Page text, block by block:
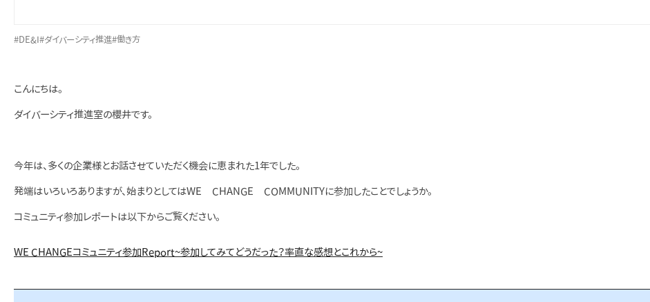
#DE&I #ダイバーシティ推進#働き方
こんにちは。
ダイバーシティ推進室の櫻井です。
今年は、多くの企業様とお話させていただく機会に恵まれた1年でした。
発端はいろいろありますが、始まりとしてはWE CHANGE COMMUNITYに参加したことでしょうか。
コミュニティ参加レポートは以下からご覧ください。
WE CHANGEコミュニティ参加Report~参加してみてどうだった？率直な感想とこれから~